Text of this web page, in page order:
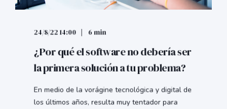
24/8/22 14:00 6 min
¿Por qué el software no debería ser
la primera solución a tu problema?
En medio de la vorágine tecnológica y digital de
los últimos años, resulta muy tentador para